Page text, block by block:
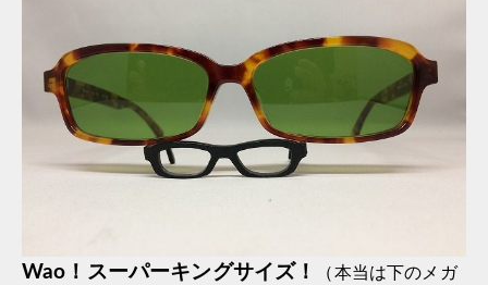
Wao！スーパーキングサイズ！
（本当は下のメガ